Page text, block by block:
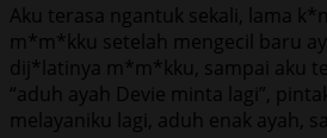
Aku terasa ngantuk sekali, lama
m*m*kku setelah mengecil baru
dij*latinya m*m*kku, sampai aku
“aduh ayah Devie minta lagi”,
melayaniku lagi, aduh enak ayah,